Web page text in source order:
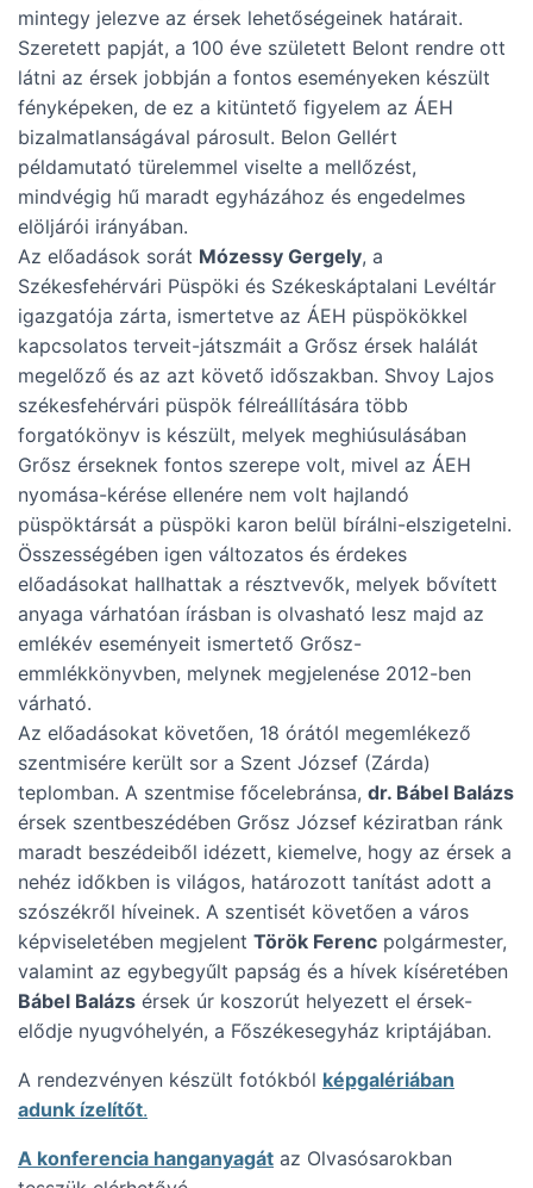
mintegy jelezve az érsek lehetőségeinek határait.
Szeretett papját, a 100 éve született Belont rendre ott
látni az érsek jobbján a fontos eseményeken készült
fényképeken, de ez a kitüntető figyelem az ÁEH
bizalmatlanságával párosult. Belon Gellért
példamutató türelemmel viselte a mellőzést,
mindvégig hű maradt egyházához és engedelmes
elöljárói irányában.
Az előadások sorát Mózessy Gergely, a
Székesfehérvári Püspöki és Székeskáptalani Levéltár
igazgatója zárta, ismertetve az ÁEH püspökökkel
kapcsolatos terveit-játszmáit a Grősz érsek halálát
megelőző és az azt követő időszakban. Shvoy Lajos
székesfehérvári püspök félreállítására több
forgatókönyv is készült, melyek meghiúsulásában
Grősz érseknek fontos szerepe volt, mivel az ÁEH
nyomása-kérése ellenére nem volt hajlandó
püspöktársát a püspöki karon belül bírálni-elszigetelni.
Összességében igen változatos és érdekes
előadásokat hallhattak a résztvevők, melyek bővített
anyaga várhatóan írásban is olvasható lesz majd az
emlékév eseményeit ismertető Grősz-
emmlékkönyvben, melynek megjelenése 2012-ben
várható.
Az előadásokat követően, 18 órától megemlékező
szentmisére került sor a Szent József (Zárda)
teplomban. A szentmise főcelebránsa, dr. Bábel Balázs
érsek szentbeszédében Grősz József kéziratban ránk
maradt beszédeiből idézett, kiemelve, hogy az érsek a
nehéz időkben is világos, határozott tanítást adott a
szószékről híveinek. A szentisét követően a város
képviseletében megjelent Török Ferenc polgármester,
valamint az egybegyűlt papság és a hívek kíséretében
Bábel Balázs érsek úr koszorút helyezett el érsek-
elődje nyugvóhelyén, a Főszékesegyház kriptájában.
A rendezvényen készült fotókból képgalériában
adunk ízelítőt.
A konferencia hanganyagát az Olvasósarokban